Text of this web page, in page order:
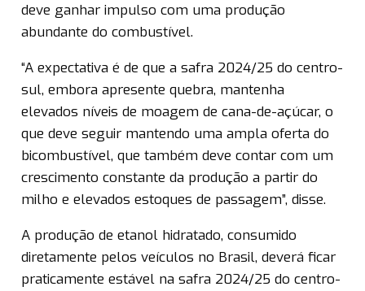
deve ganhar impulso com uma produção
abundante do combustível.
“A expectativa é de que a safra 2024/25 do centro-
sul, embora apresente quebra, mantenha
elevados níveis de moagem de cana-de-açúcar, o
que deve seguir mantendo uma ampla oferta do
bicombustível, que também deve contar com um
crescimento constante da produção a partir do
milho e elevados estoques de passagem”, disse.
A produção de etanol hidratado, consumido
diretamente pelos veículos no Brasil, deverá ficar
praticamente estável na safra 2024/25 do centro-